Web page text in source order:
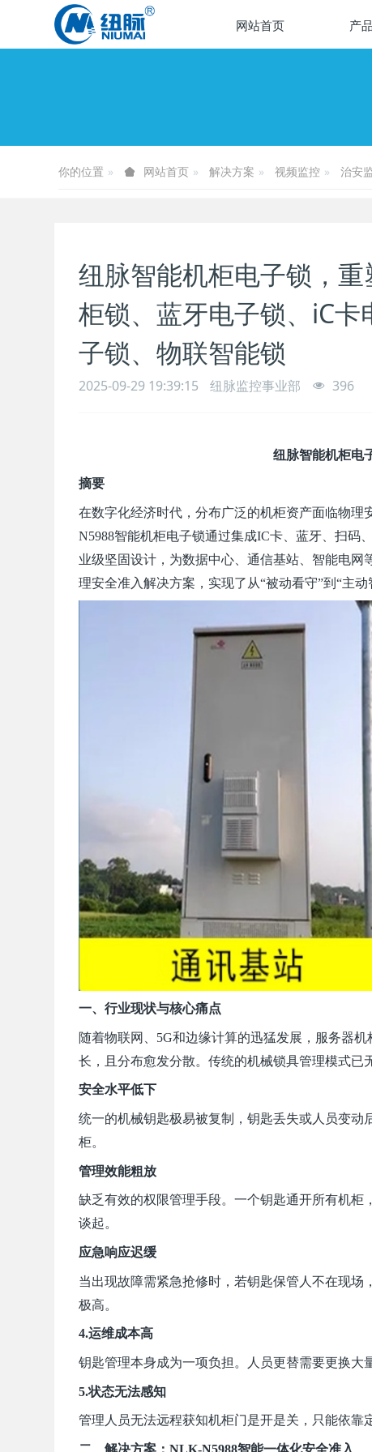
网站首页 产
你的位置 网站首页 解决方案 视频监控 治安
纽脉智能机柜电子锁，
柜锁、蓝牙电子锁、iC
子锁、物联智能锁
2025-09-29 19:39:15 纽脉监控事业部 396
纽 脉智能机柜电
摘要
在数字化经济时代，分布广泛的机柜资产面临物理
N5988智能机柜电子锁通过集成IC卡、蓝牙、扫码
业级坚固设计，为数据中心、通信基站、智能电
理安全准入解决方案，实现了从“被动看守”到“主动
一、行业现状与核心痛点
随着物联网、5G和边缘计算的迅猛发展，服务器
长，且分布愈发分散。传统的机械锁具管理模式已
安全水平低下
统一的机械钥匙极易被复制，钥匙丢失或人员变动
柜。
管理效能粗放
缺乏有效的权限管理手段。一个钥匙通开所有机柜
谈起。
应急响应迟缓
当出现故障需紧急抢修时，若钥匙保管人不在现
极高。
4.运维成本高
钥匙管理本身成为一项负担。人员更替需要更换大
5.状态无法感知
管理人员无法远程获知机柜门是开是关，只能依靠
二、解决方案：NLK-N5988智能一体化安全准入